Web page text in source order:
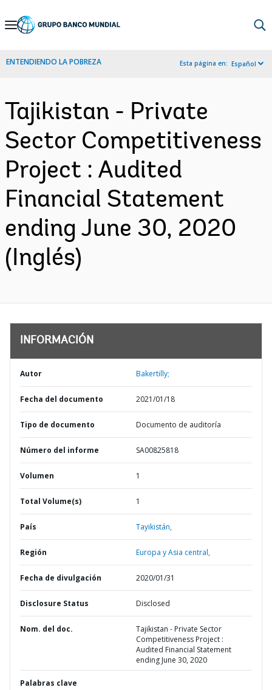
Skip
Navigation
ENTENDIENDO LA POBREZA Esta página en: Español
Tajikistan - Private
Sector Competitiveness
Project : Audited
Financial Statement
ending June 30, 2020
(Inglés)
INFORMACIÓN
Autor Bakertilly;
Fecha del documento 2021/01/18
Tipo de documento Documento de auditoría
Número del informe SA00825818
Volumen 1
Total Volume(s) 1
País Tayikistán,
Región Europa y Asia central,
Fecha de divulgación 2020/01/31
Disclosure Status Disclosed
Nom. del doc.
Tajikistan - Private Sector
Competitiveness Project :
Audited Financial Statement
ending June 30, 2020
Palabras clave